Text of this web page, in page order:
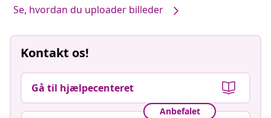
Se, hvordan du uploader billeder
Kontakt os!
Gå til hjælpecenteret
Anbefalet